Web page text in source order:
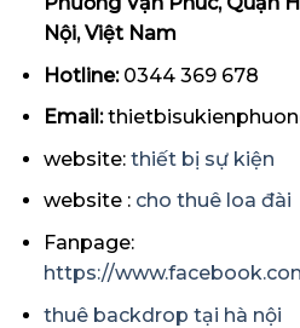
Nội, Việt Nam
Hotline:0344 369 678
Email:
website:thiết bị sự kiện
website : cho thuê loa đài
Fanpage:
https://
thuê backdrop tại hà nội